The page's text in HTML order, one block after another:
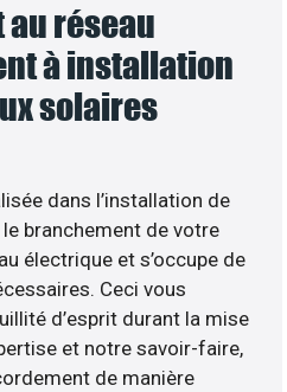
réseau
à installation
solaires
dans l’installation de
branchement de votre
électrique et s’occupe de
Ceci vous
d’esprit durant la mise
et notre savoir-faire,
de manière